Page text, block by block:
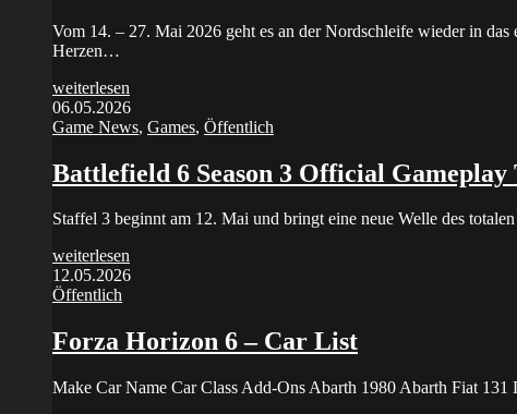
Vom 14. – 27. Mai 2026 geht es an der Nordschleife wieder in
Herzen…
weiterlesen
06.05.2026
Game News, Games, Öffentlich
Battlefield 6 Season 3 Official
Staffel 3 beginnt am 12. Mai und bringt eine neue Welle des
weiterlesen
12.05.2026
Öffentlich
Forza Horizon 6 – Car List
Make Car Name Car Class Add-Ons Abarth 1980 Abarth Fiat